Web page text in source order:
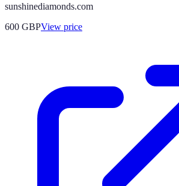
sunshinediamonds.com
600 GBPView price